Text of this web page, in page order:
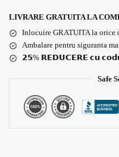
LIVRARE GRATUITA LA
Inlocuire GRATUITA la orice
Ambalare pentru siguranta
𝟮𝟱% 𝗥𝗘𝗗𝗨𝗖𝗘𝗥𝗘 𝗰𝘂
Safe